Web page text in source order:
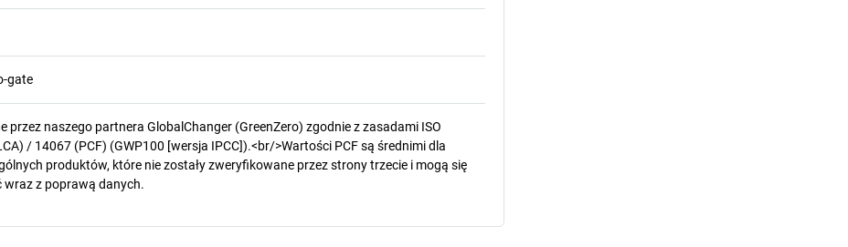
gate
przez naszego partnera GlobalChanger (GreenZero) zgodnie z zasadami ISO
/ 14067 (PCF) (GWP100 [wersja IPCC]).<br/>Wartości PCF są średnimi dla
produktów, które nie zostały zweryfikowane przez strony trzecie i mogą się
wraz z poprawą danych.